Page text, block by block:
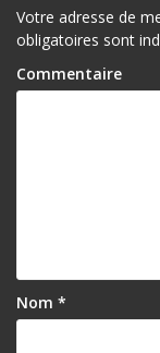
Votre adresse de
obligatoires sont
Commentaire
Nom *